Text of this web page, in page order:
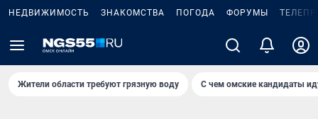
НЕДВИЖИМОСТЬ ЗНАКОМСТВА ПОГОДА ФОРУМЫ
Жители области требуют грязную воду С чем омские кандидаты